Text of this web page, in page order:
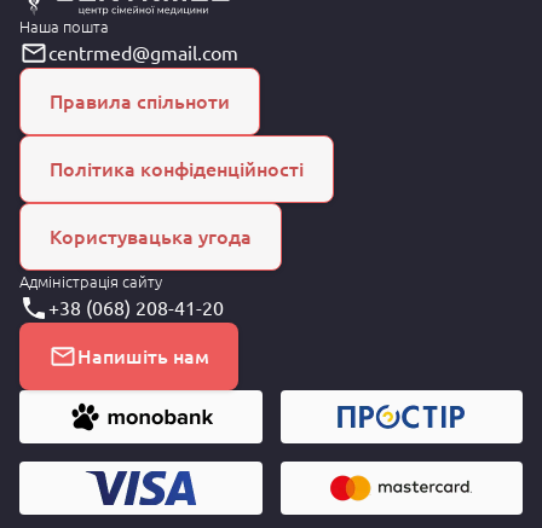
Наша пошта
centrmed@gmail.com
Правила спільноти
Політика конфіденційності
Користувацька угода
Адміністрація сайту
+38 (068) 208-41-20
Напишіть нам